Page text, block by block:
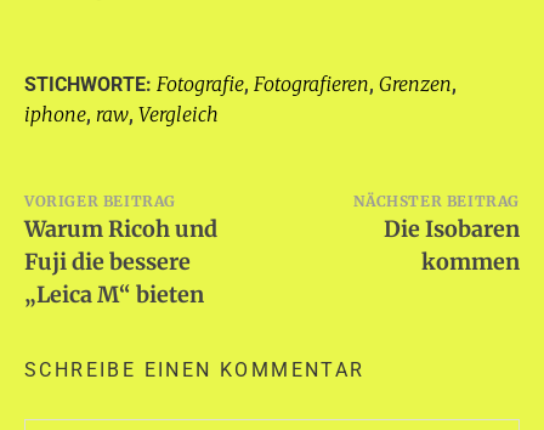
STICHWORTE: Fotografie, Fotografieren, Grenzen,
iphone, raw, Vergleich
Beitragsnavigation
VORIGER BEITRAG
Warum Ricoh und
Fuji die bessere
„Leica M“ bieten
NÄCHSTER BEITRAG
Die Isobaren
kommen
SCHREIBE EINEN KOMMENTAR